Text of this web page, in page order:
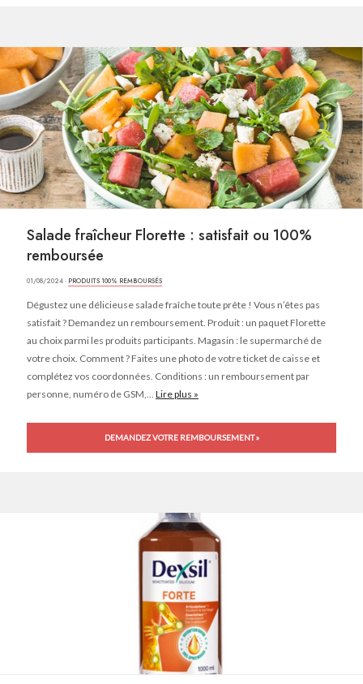
Salade fraîcheur Florette : satisfait ou 100%
remboursée
01/08/2024 · PRODUITS 100% REMBOURSÉS
Dégustez une délicieuse salade fraîche toute prête ! Vous n’êtes pas
satisfait ? Demandez un remboursement. Produit : un paquet Florette
au choix parmi les produits participants. Magasin : le supermarché de
votre choix. Comment ? Faites une photo de votre ticket de caisse et
complétez vos coordonnées. Conditions : un remboursement par
personne, numéro de GSM,... Lire plus »
DEMANDEZ VOTRE REMBOURSEMENT »